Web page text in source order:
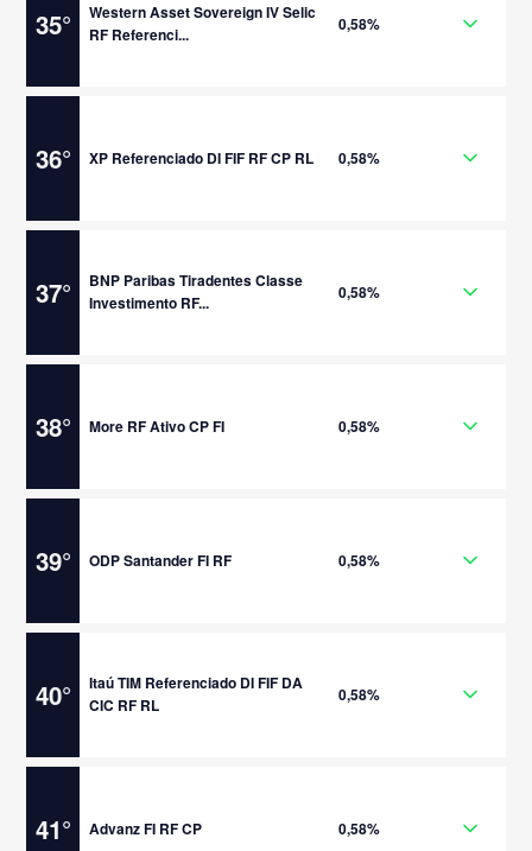
35°
Western Asset Sovereign IV Selic
RF Referenci...
0,58%
36° XP Referenciado DI FIF RF CP RL 0,58%
37°
BNP Paribas Tiradentes Classe
Investimento RF...
0,58%
38° More RF Ativo CP FI 0,58%
39° ODP Santander FI RF 0,58%
40°
Itaú TIM Referenciado DI FIF DA
CIC RF RL
0,58%
41° Advanz FI RF CP 0,58%